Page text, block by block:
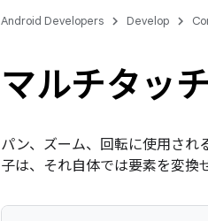
Android Developers Develop
マルチタッ
パン、ズーム、回転に使用され
子は、それ自体では要素を変換